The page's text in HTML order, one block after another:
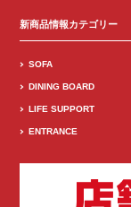
新商品情報カテゴリー
SOFA
DINING BOARD
LIFE SUPPORT
ENTRANCE